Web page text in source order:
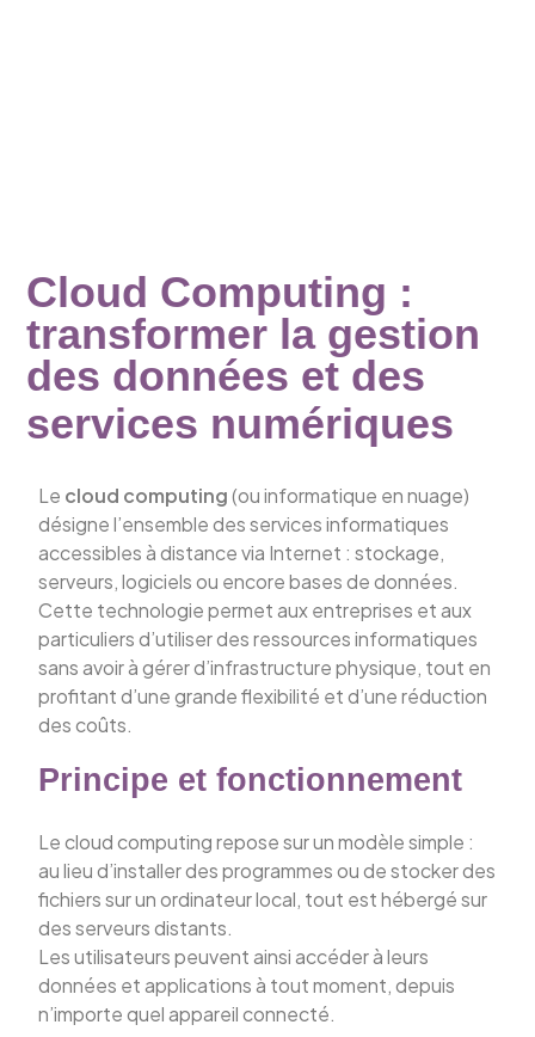
Cloud Computing :
transformer la gestion
des données et des
services numériques
Le cloud computing(ou informatique en nuage)
désigne l’ensemble des services informatiques
accessibles à distance via Internet : stockage,
serveurs, logiciels ou encore bases de données.
Cette technologie permet aux entreprises et aux
particuliers d’utiliser des ressources informatiques
sans avoir à gérer d’infrastructure physique, tout en
profitant d’une grande flexibilité et d’une réduction
des coûts.
Principe et fonctionnement
Le cloud computing repose sur un modèle simple :
au lieu d’installer des programmes ou de stocker des
fichiers sur un ordinateur local, tout est hébergé sur
des serveurs distants.
Les utilisateurs peuvent ainsi accéder à leurs
données et applications à tout moment, depuis
n’importe quel appareil connecté.